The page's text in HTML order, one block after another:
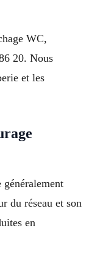
WC,
20. Nous
et les
du réseau et son
en